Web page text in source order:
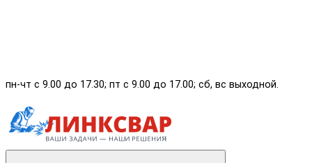
пн-чт с 9.00 до 17.30; пт с 9.00 до 17.00; сб, вс выходной.